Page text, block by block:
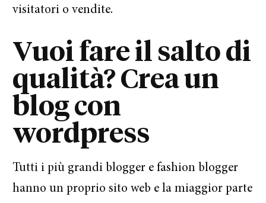
visitatori o vendite.
Vuoi fare il salto di
qualità? Crea un
blog con
wordpress
Tutti i più grandi blogger e fashion blogger
hanno un proprio sito web e la miaggior parte